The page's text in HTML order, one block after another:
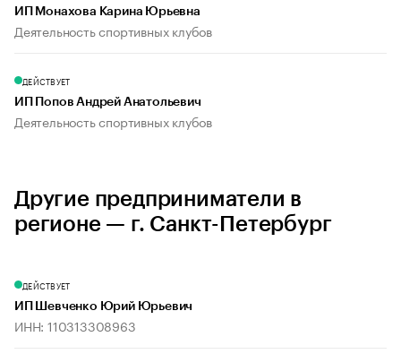
ИП Монахова Карина Юрьевна
Деятельность спортивных клубов
ДЕЙСТВУЕТ
ИП Попов Андрей Анатольевич
Деятельность спортивных клубов
Другие предприниматели в
регионе — г. Санкт-Петербург
ДЕЙСТВУЕТ
ИП Шевченко Юрий Юрьевич
ИНН: 110313308963